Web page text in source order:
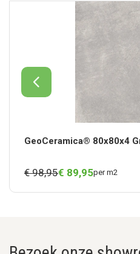
GeoCeramica® 80x80x4
€ 98,95€ 89,95per m2